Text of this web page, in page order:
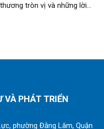
tròn vị và những lời
VÀ PHÁT TRIỂN
phường Đằng Lâm, Quận